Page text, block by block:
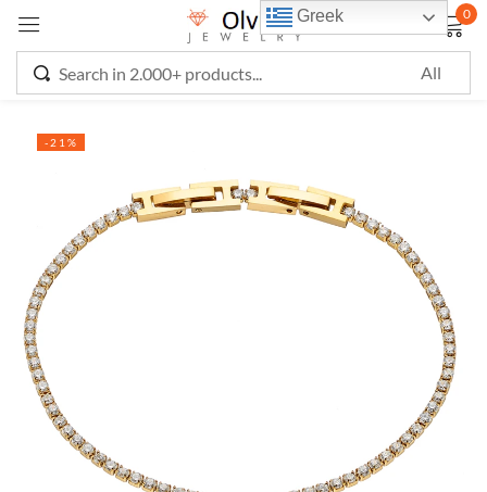
0
-21%
Greek
Sign in
Lost password?